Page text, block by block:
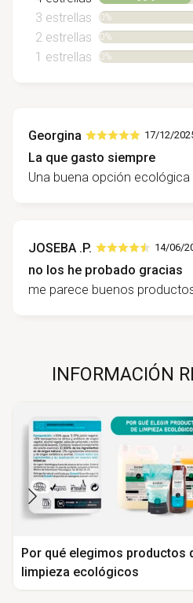
3 estrellas 0%
2 estrellas 0%
1 estrellas 0%
Georgina 17/12/
La que gasto siempre
Una buena opción ecológica
JOSEBA .P. 14/06/
no los he probado gracias
me parece buenos
INFORMACIÓN
Por qué elegimos productos
limpieza ecológicos